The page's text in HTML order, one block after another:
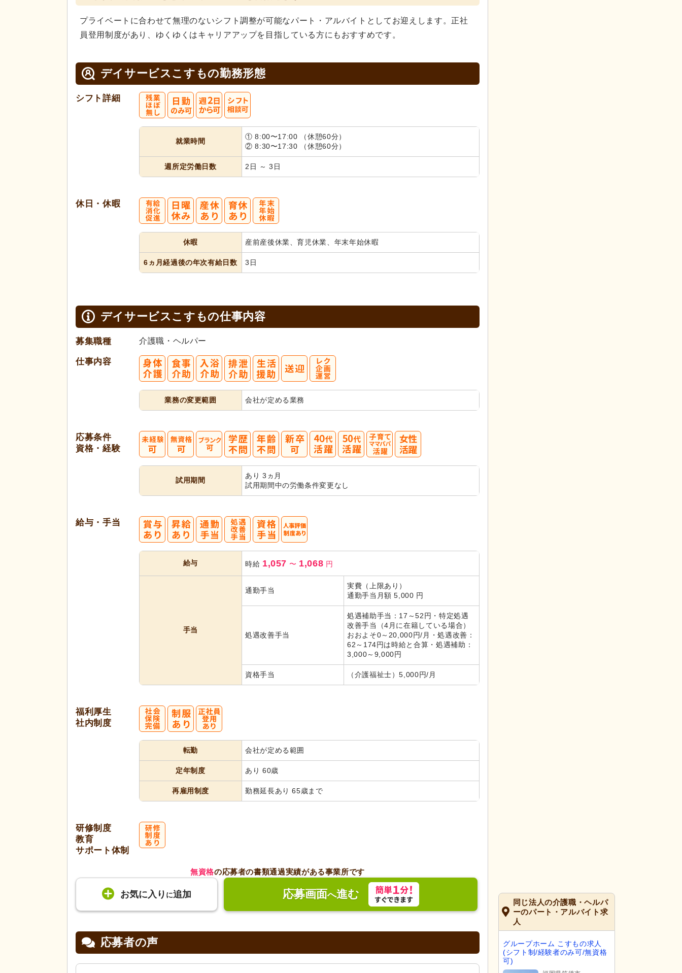
プライベートに合わせて無理のないシフト調整が可能なパート・アルバイトとしてお迎えします。正社
員登用制度があり、ゆくゆくはキャリアアップを目指している方にもおすすめです。
デイサービスこすもの勤務形態
シフト詳細
就業時間
① 8:00〜17:00 （休憩60分）
② 8:30〜17:30 （休憩60分）
週所定労働日数 2日 ～ 3日
休日・休暇
休暇 産前産後休業、育児休業、年末年始休暇
6ヵ月経過後の年次有給日数 3日
デイサービスこすもの仕事内容
募集職種 介護職・ヘルパー
仕事内容
業務の変更範囲 会社が定める業務
応募条件
資格・経験
試用期間
あり 3ヵ月
試用期間中の労働条件変更なし
給与・手当
給与 時給 1,057 〜 1,068 円
手当
通勤手当
実費（上限あり）
通勤手当月額 5,000 円
処遇改善手当
処遇補助手当：17～52円・特定処遇
改善手当（4月に在籍している場合）
おおよそ0～20,000円/月・処遇改善：
62～174円は時給と合算・処遇補助：
3,000～9,000円
資格手当 （介護福祉士）5,000円/月
福利厚生
社内制度
転勤 会社が定める範囲
定年制度 あり 60歳
再雇用制度 勤務延長あり 65歳まで
研修制度
教育
サポート体制
無資格の応募者の書類通過実績がある事業所です
お気に入り に追加 応募画面へ進む
応募者の声
同じ法人の介護職・ヘルパ
ーのパート・アルバイト求
人
グループホーム こすもの求人
(シフト制/経験者のみ可/無資格
可)